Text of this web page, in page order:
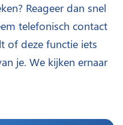
Reageer dan snel
telefonisch contact
of deze functie iets
je. We kijken ernaar